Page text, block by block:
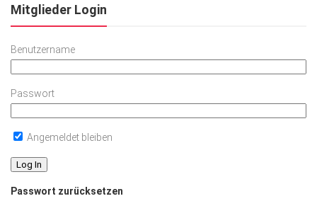
Mitglieder Login
Benutzername
Passwort
Angemeldet bleiben
Passwort zurücksetzen